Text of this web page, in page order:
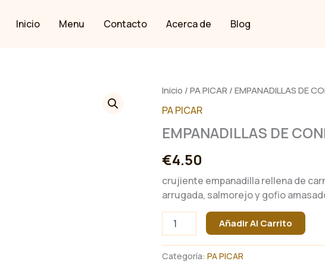
Inicio Menu Contacto Acerca de Blog
Inicio / PA PICAR / EMPANADILLAS DE
PA PICAR
EMPANADILLAS DE
€4.50
crujiente empanadilla rellena de
arrugada, salmorejo y gofio
EMPANADILLAS
EN
SALMOREJO
Añadir Al Carrito
Categoría: PA PICAR